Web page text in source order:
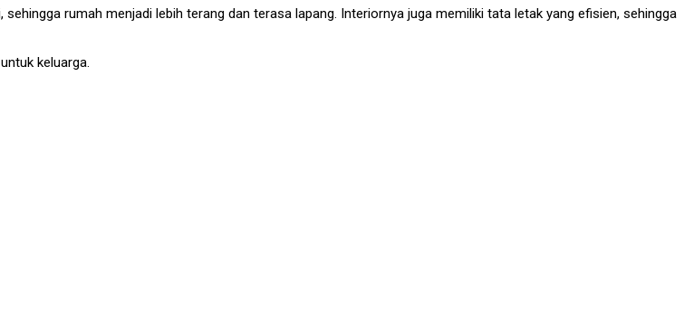
rumah menjadi lebih terang dan terasa lapang. Interiornya juga memiliki tata letak yang efisien, sehingga
keluarga.